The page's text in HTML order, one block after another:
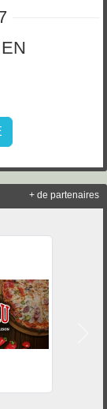
+ de partenaires